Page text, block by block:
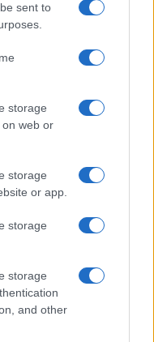
sent to
storage
web or
storage
or app.
storage
storage
and other
scegliere il fitness